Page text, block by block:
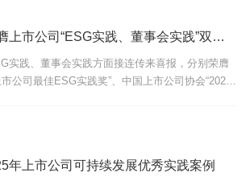
喜报|维业股份荣膺上市公司“ESG实践、董事会实践”双殊荣
实践、董事会实践方面接连传来喜报，分别荣膺
公司最佳ESG实践奖”、中国上市公司协会“2025
年上市公司可持续发展优秀实践案例